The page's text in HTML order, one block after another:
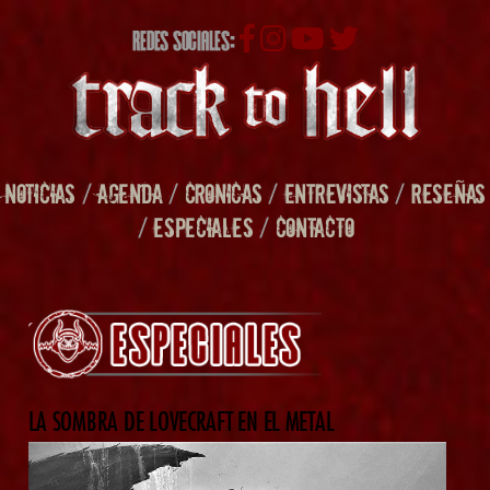
REDES SOCIALES:
NOTICIAS /AGENDA/ CRONICAS/ENTREVISTAS/RESEÑAS
/ESPECIALES/ CONTACTO
LA SOMBRA DE LOVECRAFT EN EL METAL